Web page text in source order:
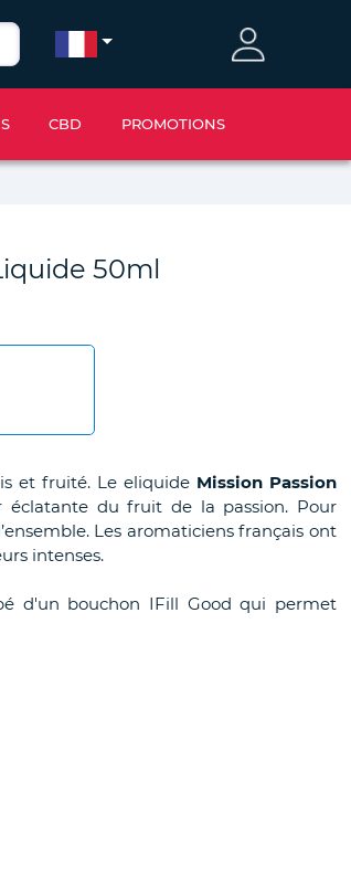
CBD PROMOTIONS
50ml
et fruité. Le eliquide Mission Passion
du fruit de la passion. Pour
Les aromaticiens français ont
intenses.
d'un bouchon IFill Good qui permet